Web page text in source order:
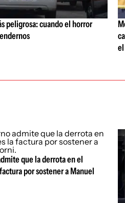
peligrosa: cuando el horror
que la derrota en el
por sostener a Manuel